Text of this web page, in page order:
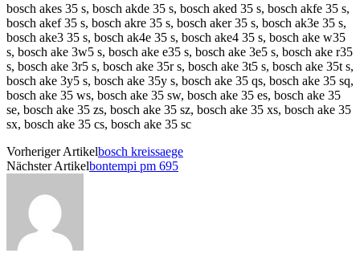
bosch akes 35 s, bosch akde 35 s, bosch aked 35 s, bosch akfe 35 s,
bosch akef 35 s, bosch akre 35 s, bosch aker 35 s, bosch ak3e 35 s,
bosch ake3 35 s, bosch ak4e 35 s, bosch ake4 35 s, bosch ake w35
s, bosch ake 3w5 s, bosch ake e35 s, bosch ake 3e5 s, bosch ake r35
s, bosch ake 3r5 s, bosch ake 35r s, bosch ake 3t5 s, bosch ake 35t s,
bosch ake 3y5 s, bosch ake 35y s, bosch ake 35 qs, bosch ake 35 sq,
bosch ake 35 ws, bosch ake 35 sw, bosch ake 35 es, bosch ake 35
se, bosch ake 35 zs, bosch ake 35 sz, bosch ake 35 xs, bosch ake 35
sx, bosch ake 35 cs, bosch ake 35 sc
Vorheriger Artikelbosch kreissaege
Nächster Artikelbontempi pm 695